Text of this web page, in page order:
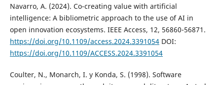
Navarro, A. (2024). Co-creating value with artificial
intelligence: A bibliometric approach to the use of AI in
open innovation ecosystems. IEEE Access, 12, 56860-56871.
https://doi.org/10.1109/access.2024.3391054DOI:
https://doi.org/10.1109/ACCESS.2024.3391054
Coulter, N., Monarch, I. y Konda, S. (1998). Software